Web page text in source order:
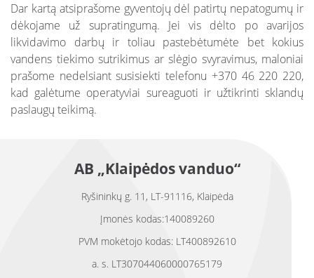
Dar kartą atsiprašome gyventojų dėl patirtų nepatogumų ir
dėkojame už supratingumą. Jei vis dėlto po avarijos
likvidavimo darbų ir toliau pastebėtumėte bet kokius
vandens tiekimo sutrikimus ar slėgio svyravimus, maloniai
prašome nedelsiant susisiekti telefonu +370 46 220 220,
kad galėtume operatyviai sureaguoti ir užtikrinti sklandų
paslaugų teikimą.
AB „Klaipėdos vanduo“
Ryšininkų g. 11, LT-91116, Klaipėda
Įmonės kodas:140089260
PVM mokėtojo kodas: LT400892610
a. s. LT307044060000765179